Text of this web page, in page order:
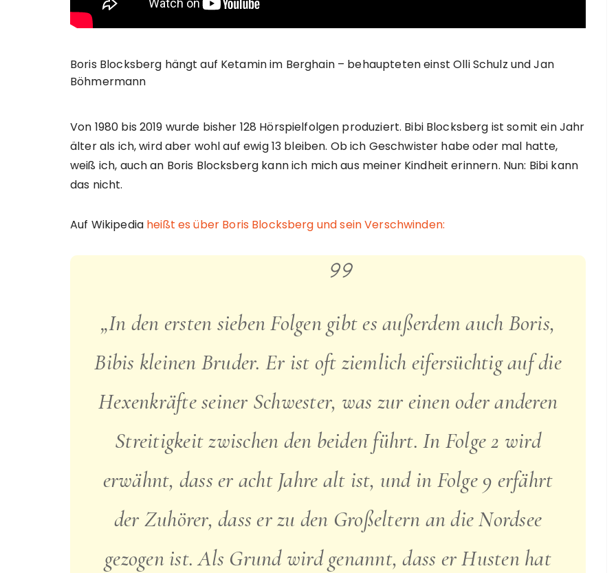
Boris Blocksberg hängt auf Ketamin im Berghain – behaupteten einst Olli Schulz und Jan
Böhmermann
Von 1980 bis 2019 wurde bisher 128 Hörspielfolgen produziert. Bibi Blocksberg ist somit ein Jahr
älter als ich, wird aber wohl auf ewig 13 bleiben. Ob ich Geschwister habe oder mal hatte,
weiß ich, auch an Boris Blocksberg kann ich mich aus meiner Kindheit erinnern. Nun: Bibi kann
das nicht.
Auf Wikipedia heißt es über Boris Blocksberg und sein Verschwinden:
„In den ersten sieben Folgen gibt es außerdem auch Boris,
Bibis kleinen Bruder. Er ist oft ziemlich eifersüchtig auf die
Hexenkräfte seiner Schwester, was zur einen oder anderen
Streitigkeit zwischen den beiden führt. In Folge 2 wird
erwähnt, dass er acht Jahre alt ist, und in Folge 9 erfährt
der Zuhörer, dass er zu den Großeltern an die Nordsee
gezogen ist. Als Grund wird genannt, dass er Husten hat